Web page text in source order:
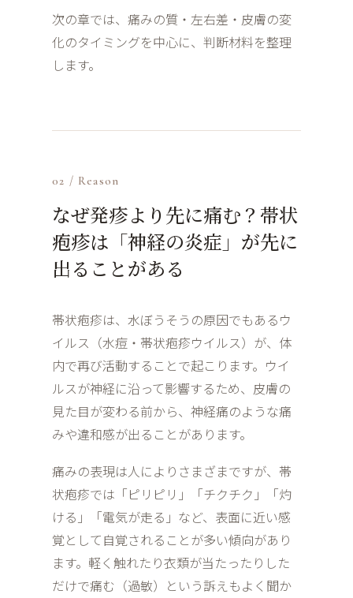
次の章では、痛みの質・左右差・皮膚の変
化のタイミングを中心に、判断材料を整理
します。
02 / Reason
なぜ発疹より先に痛む？帯状
疱疹は「神経の炎症」が先に
出ることがある
帯状疱疹は、水ぼうそうの原因でもあるウ
イルス（水痘・帯状疱疹ウイルス）が、体
内で再び活動することで起こります。ウイ
ルスが神経に沿って影響するため、皮膚の
見た目が変わる前から、神経痛のような痛
みや違和感が出ることがあります。
痛みの表現は人によりさまざまですが、帯
状疱疹では「ピリピリ」「チクチク」「灼
ける」「電気が走る」など、表面に近い感
覚として自覚されることが多い傾向があり
ます。軽く触れたり衣類が当たったりした
だけで痛む（過敏）という訴えもよく聞か